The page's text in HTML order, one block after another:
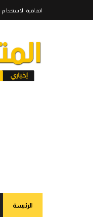
اتفاقية الاستخدام
الرئيسة